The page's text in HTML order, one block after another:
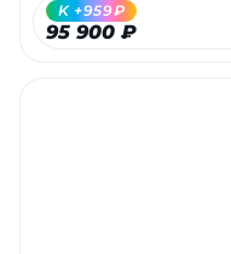
95 900 ₽
K +959₽